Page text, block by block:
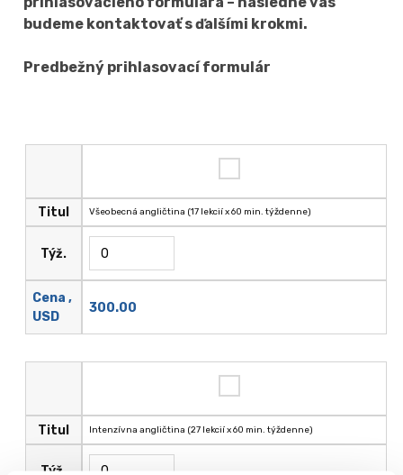
budeme kontaktovať s ďalšími krokmi.
Predbežný prihlasovací formulár
Titul
Týž.
Cena ,
USD
Všeobecná angličtina (17 lekcií x 60 min. týždenne)
300.00
Titul
Týž.
Intenzívna angličtina (27 lekcií x 60 min. týždenne)